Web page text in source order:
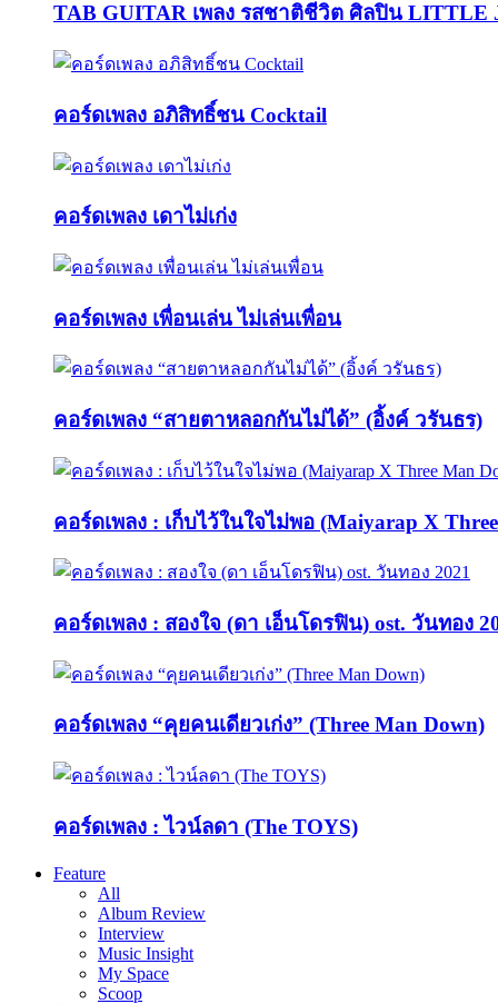
TAB GUITAR เพลง รสชาติชีวิต ศิลปิน LITTLE
คอร์ดเพลง อภิสิทธิ์ชน Cocktail
คอร์ดเพลง เดาไม่เก่ง
คอร์ดเพลง เพื่อนเล่น ไม่เล่นเพื่อน
คอร์ดเพลง “สายตาหลอกกันไม่ได้” (อิ้งค์ วรันธร)
คอร์ดเพลง : เก็บไว้ในใจไม่พอ (Maiyarap X
คอร์ดเพลง : สองใจ (ดา เอ็นโดรฟิน) ost. วันทอง
คอร์ดเพลง “คุยคนเดียวเก่ง” (Three Man Down)
คอร์ดเพลง : ไวน์ลดา (The TOYS)
Feature
All
Album Review
Interview
Music Insight
My Space
Scoop